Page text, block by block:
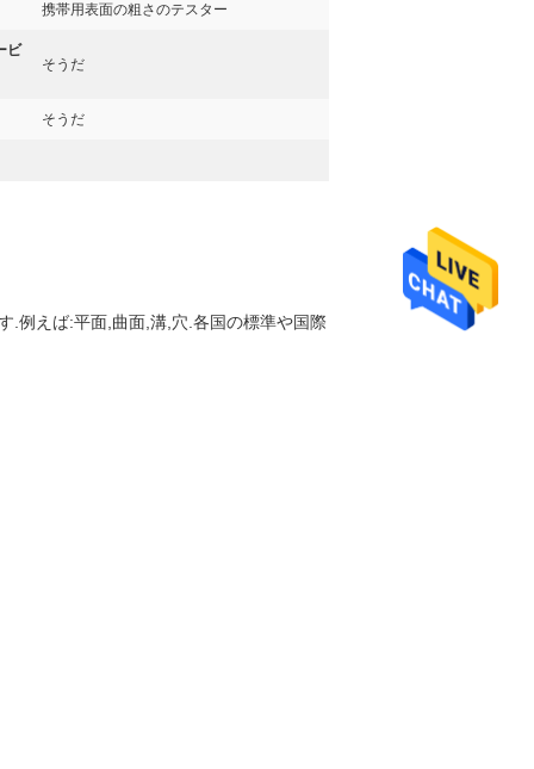
携帯用表面の粗さのテスター
ビ
そうだ
そうだ
.例えば:平面,曲面,溝,穴.各国の標準や国際